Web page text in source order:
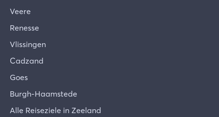
bringen können.
Der Eigentümer hat sein Ferienhaus mit Herz und
Seele und nach persönlichem Geschmack
und wohl fühlen werden. Wir bitten Sie, das
gesamte Inventar pfleglich zu behandeln und vor
Veere
Renesse
Vlissingen
Cadzand
Goes
Burgh-Haamstede
Alle Reiseziele in Zeeland